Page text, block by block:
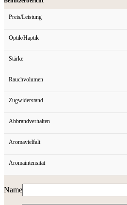
Preis/Leistung
Optik/Haptik
Stärke
Rauchvolumen
Zugwiderstand
Abbrandverhalten
Aromavielfalt
Aromaintensität
Name